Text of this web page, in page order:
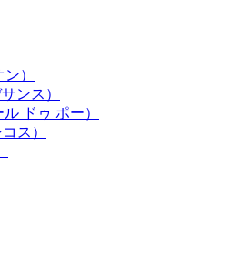
）
ンス）
ドゥ ポー）
ス）